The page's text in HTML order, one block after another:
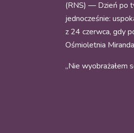
(RNS) — Dzień po
jednocześnie:
z 24 czerwca, gdy
Ośmioletnia
„Nie wyobrażałem